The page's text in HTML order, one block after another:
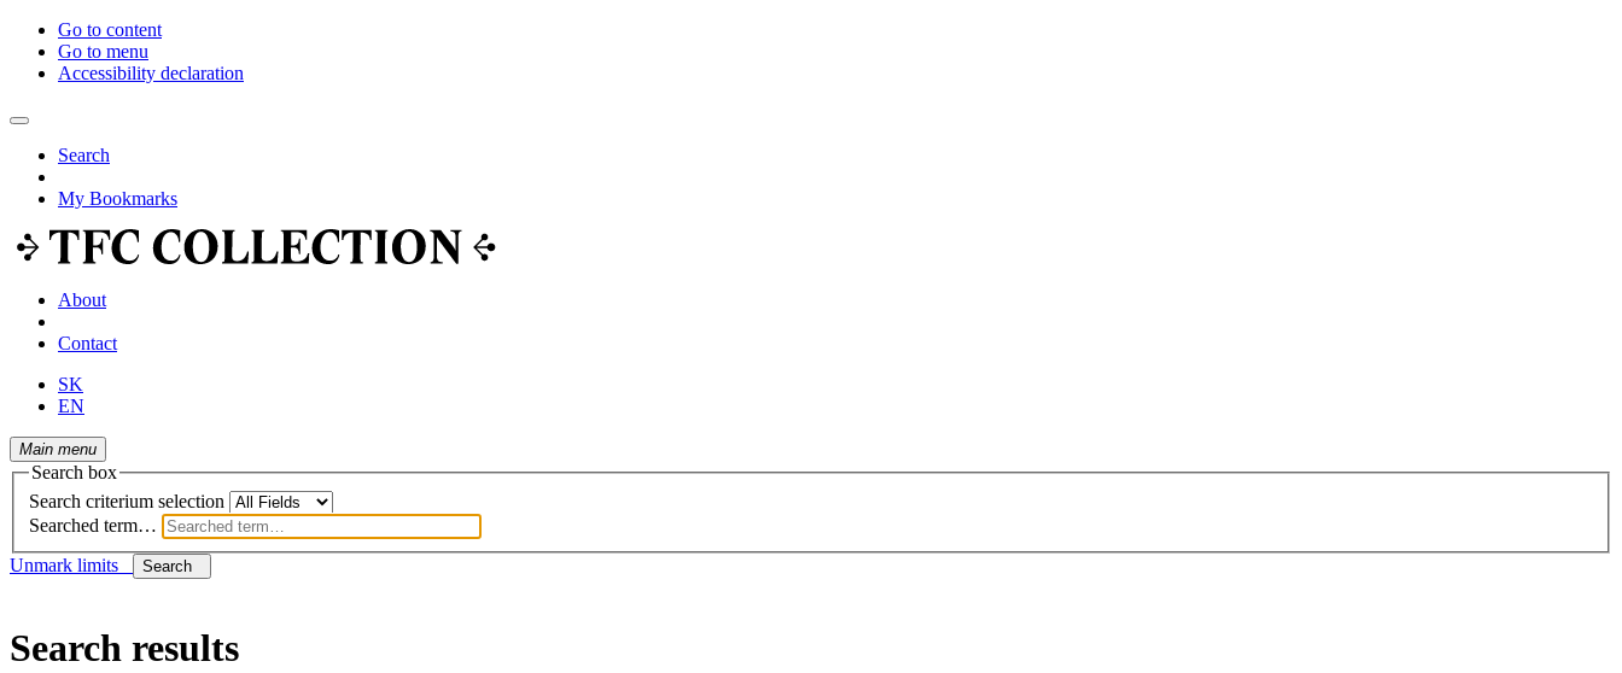
Go to content
Go to menu
Accessibility declaration
Search
My Bookmarks
About
Contact
SK
EN
Main menu
Search box
Search criterium selection
Searched term…
Unmark limits
Search
Search results